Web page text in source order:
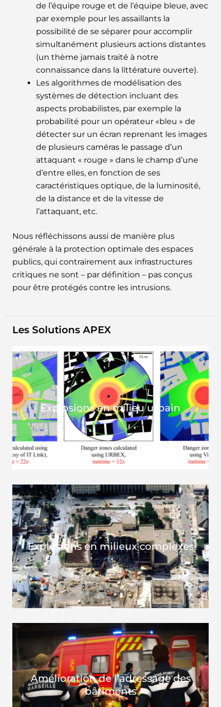
de l’équipe rouge et de l’équipe bleue, avec
par exemple pour les assaillants la
possibilité de se séparer pour accomplir
simultanément plusieurs actions distantes
(un thème jamais traité à notre
connaissance dans la littérature ouverte).
Les algorithmes de modélisation des
systèmes de détection incluant des
aspects probabilistes, par exemple la
probabilité pour un opérateur «bleu » de
détecter sur un écran reprenant les images
de plusieurs caméras le passage d’un
attaquant « rouge » dans le champ d’une
d’entre elles, en fonction de ses
caractéristiques optique, de la luminosité,
de la distance et de la vitesse de
l’attaquant, etc.
Nous réfléchissons aussi de manière plus
générale à la protection optimale des espaces
publics, qui contrairement aux infrastructures
critiques ne sont – par définition – pas conçus
pour être protégés contre les intrusions.
Les Solutions APEX​
Explosions en milieu urbain
Explosions en milieux complexes
Amélioration de l’adressage des
bâtiments